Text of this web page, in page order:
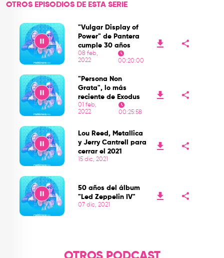
OTROS EPISODIOS DE ESTA SERIE
"Vulgar Display of
Power" de Pantera
cumple 30 años
08 feb,
2022
00:20:00
"Persona Non
Grata", lo más
reciente de Exodus
01 feb,
2022
00:25:58
Lou Reed, Metallica
y Jerry Cantrell para
cerrar el 2021
15 dic, 2021
50 años del álbum
"Led Zeppelin IV"
07 dic, 2021